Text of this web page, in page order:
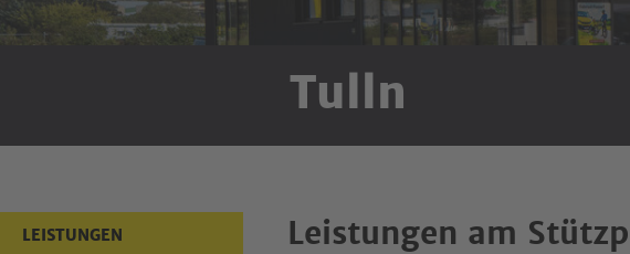
Tulln
LEISTUNGEN Leistungen am